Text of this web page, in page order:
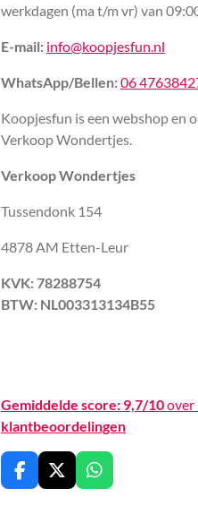
werkdagen (ma t/m vr) van
E-mail: info@koopjesfun.nl
WhatsApp/Bellen:06
Koopjesfun is een webshop en
Verkoop Wondertjes.
Verkoop Wondertjes
Tussendonk 154
4878 AM Etten-Leur
KVK: 78288754
BTW: NL003313134B55
Gemiddelde score: 9,7/10over
klantbeoordelingen
F
a
X
W
h